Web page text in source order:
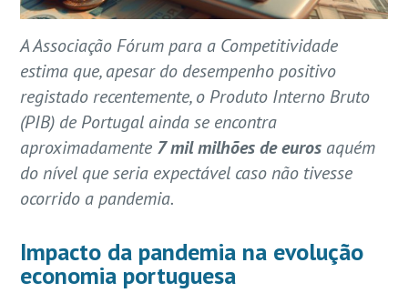
A Associação Fórum para a Competitividade
estima que, apesar do desempenho positivo
registado recentemente, o Produto Interno Bruto
(PIB) de Portugal ainda se encontra
aproximadamente 7 mil milhões de euros aquém
do nível que seria expectável caso não tivesse
ocorrido a pandemia.
Impacto da pandemia na evolução
economia portuguesa